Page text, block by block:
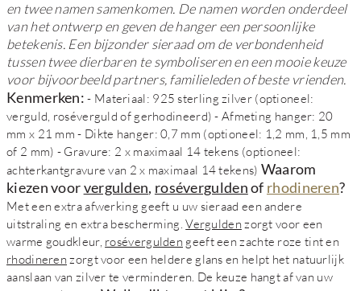
en twee namen samenkomen. De namen worden onderdeel
van het ontwerp en geven de hanger een persoonlijke
betekenis. Een bijzonder sieraad om de verbondenheid
tussen twee dierbaren te symboliseren en een mooie keuze
voor bijvoorbeeld partners, familieleden of beste vrienden.
Kenmerken: - Materiaal: 925 sterling zilver (optioneel:
verguld, roséverguld of gerhodineerd) - Afmeting hanger: 20
mm x 21 mm - Dikte hanger: 0,7 mm (optioneel: 1,2 mm, 1,5 mm
of 2 mm) - Gravure: 2 x maximaal 14 tekens (optioneel:
achterkantgravure van 2 x maximaal 14 tekens) Waarom
kiezen voorvergulden, roséverguldenof rhodineren?
Met een extra afwerking geeft u uw sieraad een andere
uitstraling en extra bescherming.Vergulden zorgt voor een
warme goudkleur, rosévergulden geeft een zachte roze tint en
rhodineren zorgt voor een heldere glans en helpt het natuurlijk
aanslaan van zilver te verminderen. De keuze hangt af van uw